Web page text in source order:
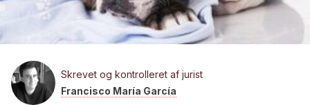
Skrevet og kontrolleret af jurist
Francisco María García